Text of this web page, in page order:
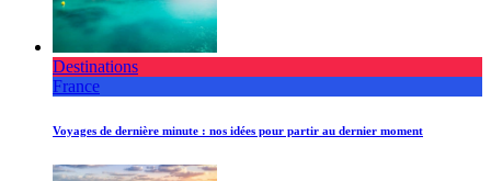
Destinations
France
Voyages de dernière minute : nos idées pour partir au dernier moment